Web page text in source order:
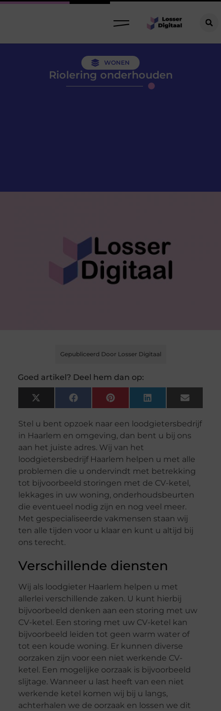
WONEN
Riolering onderhouden
Gepubliceerd Door Losser Digitaal
Goed artikel? Deel hem dan op:
X
(Twitter)
FacebookPinterest LinkedIn Email
Stel u bent opzoek naar een loodgietersbedrijf
in Haarlem en omgeving, dan bent u bij ons
aan het juiste adres. Wij van het
loodgietersbedrijf Haarlem helpen u met alle
problemen die u ondervindt met betrekking
tot bijvoorbeeld storingen met de CV-ketel,
lekkages in uw woning, onderhoudsbeurten
die eventueel nodig zijn en nog veel meer.
Met gespecialiseerde vakmensen staan wij
ten alle tijden voor u klaar en kunt u altijd bij
ons terecht.
Verschillende diensten
Wij als loodgieter Haarlem helpen u met
allerlei verschillende zaken. U kunt hierbij
bijvoorbeeld denken aan een storing met uw
CV-ketel. Een storing met uw CV-ketel kan
bijvoorbeeld leiden tot geen warm water of
tot een koude woning. Er kunnen diverse
oorzaken zijn voor een niet werkende CV-
ketel. Een mogelijke oorzaak is bijvoorbeeld
slijtage. Wanneer u last heeft van een niet
werkende ketel komen wij bij u langs,
achterhalen we de oorzaak en lossen we dit